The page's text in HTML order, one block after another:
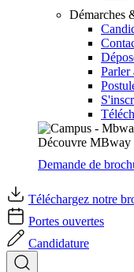
Démarches
Parler
Découvre MBway
Demande de
Téléchargez notre
Portes ouvertes
Candidature